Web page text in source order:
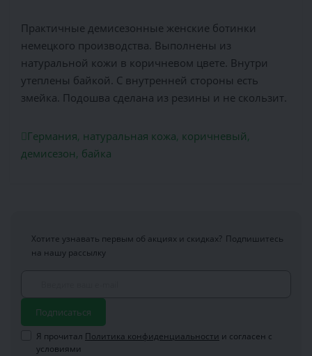
Практичные демисезонные женские ботинки
немецкого производства. Выполнены из
натуральной кожи в коричневом цвете. Внутри
утеплены байкой. С внутренней стороны есть
змейка. Подошва сделана из резины и не скользит.
Германия, натуральная кожа, коричневый,
демисезон, байка
Хотите узнавать первым об акциях и скидках? Подпишитесь
на нашу рассылку
Подписаться
Я прочитал Политика конфиденциальности и согласен с
условиями